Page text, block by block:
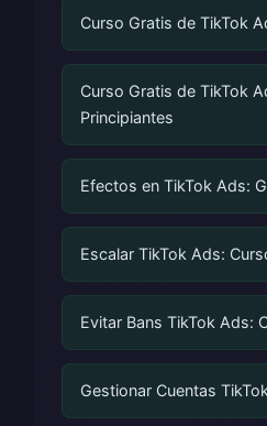
Curso Gratis de TikTok
Curso Gratis de TikTok
Principiantes
Efectos en TikTok Ads:
Escalar TikTok Ads:
Evitar Bans TikTok Ads:
Gestionar Cuentas